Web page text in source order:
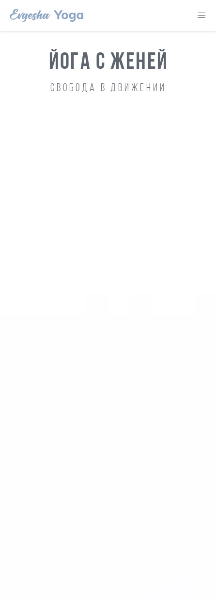
ЙОГА С ЖЕНЕЙ
Свобода в движении